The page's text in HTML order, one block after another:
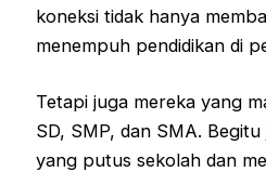
koneksi tidak hanya
menempuh pendidikan di
Tetapi juga mereka yang
SD, SMP, dan SMA.
yang putus sekolah dan